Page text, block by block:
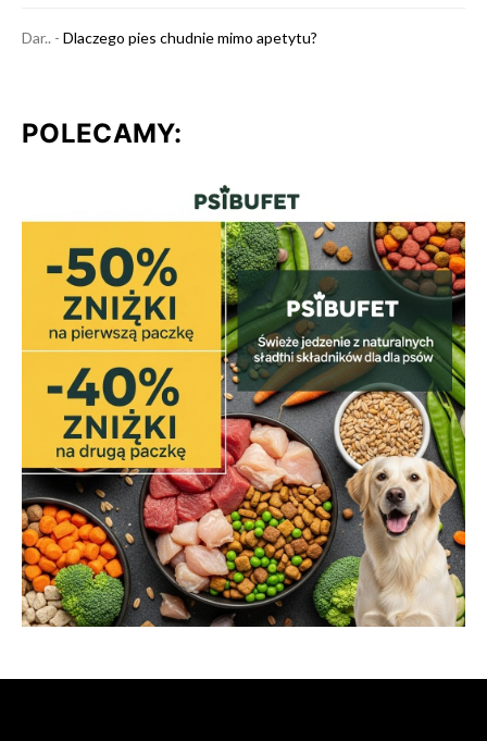
Dar.. - Dlaczego pies chudnie mimo apetytu?
POLECAMY: